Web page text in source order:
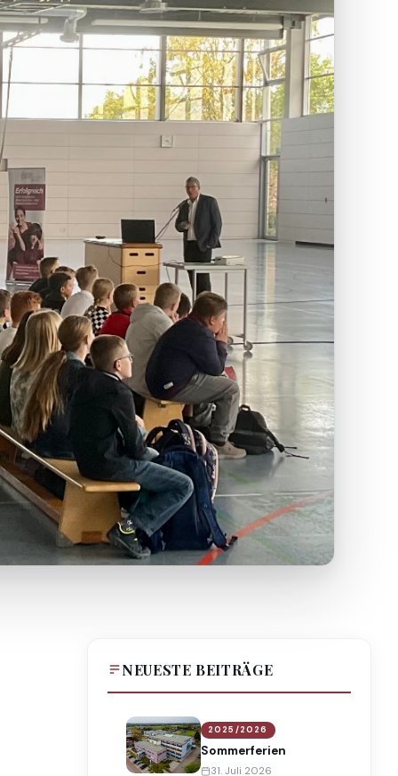
NEUESTE BEITRÄGE
2025/2026
Sommerferien
31. Juli 2026